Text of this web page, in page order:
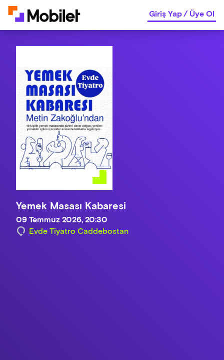
Giriş Yap/Üye Ol
Yemek Masası Kabaresi
09 Temmuz 2026, 20:30
Evde Tiyatro Caddebostan